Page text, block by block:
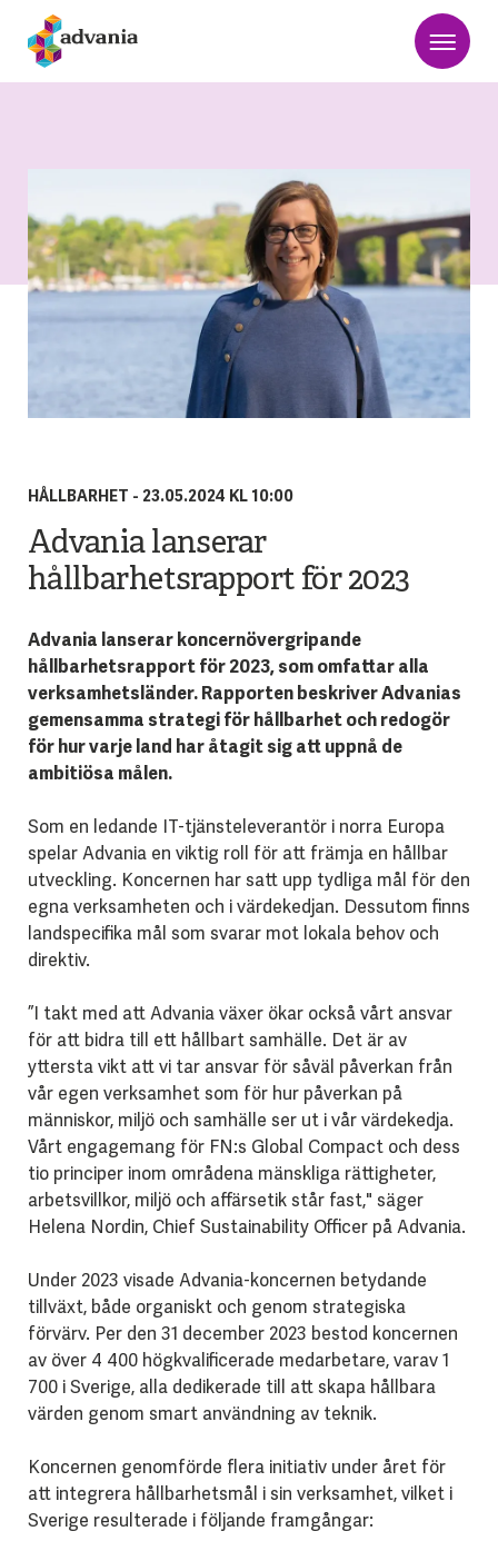
HÅLLBARHET - 23.05.2024 KL 10:00
Advania lanserar
hållbarhetsrapport för 2023
Advania lanserar koncernövergripande
hållbarhetsrapport för 2023, som omfattar alla
verksamhetsländer. Rapporten beskriver Advanias
gemensamma strategi för hållbarhet och redogör
för hur varje land har åtagit sig att uppnå de
ambitiösa målen.
Som en ledande IT-tjänsteleverantör i norra Europa
spelar Advania en viktig roll för att främja en hållbar
utveckling. Koncernen har satt upp tydliga mål för den
egna verksamheten och i värdekedjan. Dessutom finns
landspecifika mål som svarar mot lokala behov och
direktiv.
”I takt med att Advania växer ökar också vårt ansvar
för att bidra till ett hållbart samhälle. Det är av
yttersta vikt att vi tar ansvar för såväl påverkan från
vår egen verksamhet som för hur påverkan på
människor, miljö och samhälle ser ut i vår värdekedja.
Vårt engagemang för FN:s Global Compact och dess
tio principer inom områdena mänskliga rättigheter,
arbetsvillkor, miljö och affärsetik står fast," säger
Helena Nordin, Chief Sustainability Officer på Advania.
Under 2023 visade Advania-koncernen betydande
tillväxt, både organiskt och genom strategiska
förvärv. Per den 31 december 2023 bestod koncernen
av över 4 400 högkvalificerade medarbetare, varav 1
700 i Sverige, alla dedikerade till att skapa hållbara
värden genom smart användning av teknik.
Koncernen genomförde flera initiativ under året för
att integrera hållbarhetsmål i sin verksamhet, vilket i
Sverige resulterade i följande framgångar: